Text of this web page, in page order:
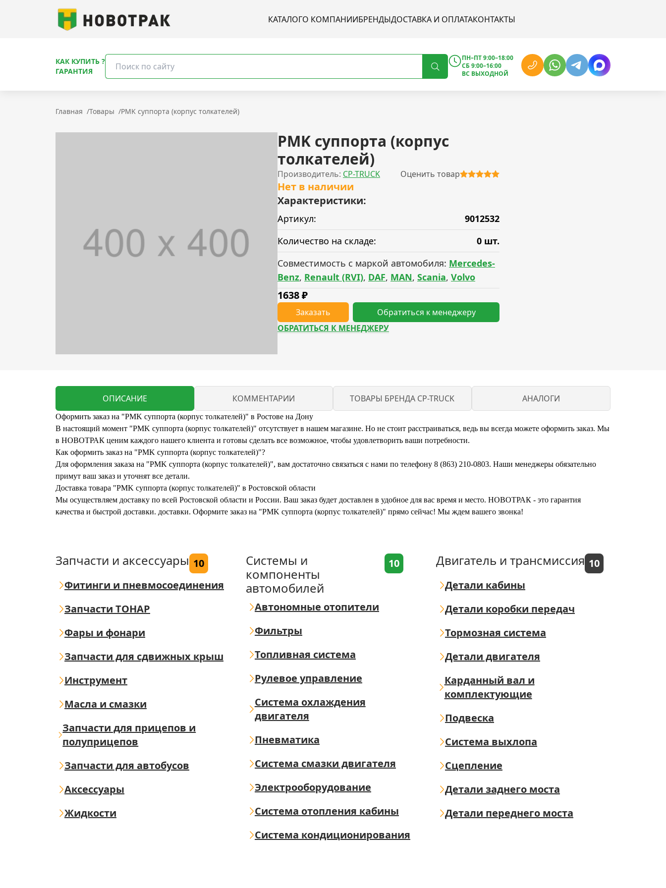
КАТАЛОГО КОМПАНИИБРЕНДЫДОСТАВКА И ОПЛАТАКОНТАКТЫ
КАК КУПИТЬ ?
ГАРАНТИЯ
ПН–ПТ 9:00–18:00
СБ 9:00–16:00
ВС ВЫХОДНОЙ
Главная /Товары /РMK суппорта (корпус толкателей)
РMK суппорта (корпус
толкателей)
Производитель: CP-TRUCK Оценить товар
Нет в наличии
Характеристики:
Артикул:
9012532
Количество на складе:
0 шт.
Совместимость с маркой автомобиля: Mercedes-
Benz, Renault (RVI), DAF, MAN, Scania, Volvo
1638₽
Заказать
Обратиться к менеджеру
ОБРАТИТЬСЯ К МЕНЕДЖЕРУ
ОПИСАНИЕ КОММЕНТАРИИ ТОВАРЫ БРЕНДА CP-TRUCK АНАЛОГИ
Оформить заказ на "РMK суппорта (корпус толкателей)" в Ростове на Дону
В настоящий момент "РMK суппорта (корпус толкателей)" отсутствует в нашем магазине. Но не стоит расстраиваться, ведь вы всегда можете оформить заказ. Мы
в НОВОТРАК ценим каждого нашего клиента и готовы сделать все возможное, чтобы удовлетворить ваши потребности.
Как оформить заказ на "РMK суппорта (корпус толкателей)"?
Для оформления заказа на "РMK суппорта (корпус толкателей)", вам достаточно связаться с нами по телефону 8 (863) 210-0803. Наши менеджеры обязательно
примут ваш заказ и уточнят все детали.
Доставка товара "РMK суппорта (корпус толкателей)" в Ростовской области
Мы осуществляем доставку по всей Ростовской области и России. Ваш заказ будет доставлен в удобное для вас время и место. НОВОТРАК - это гарантия
качества и быстрой доставки. доставки. Оформите заказ на "РMK суппорта (корпус толкателей)" прямо сейчас! Мы ждем вашего звонка!
Запчасти и аксессуары 10
Фитинги и пневмосоединения
Запчасти ТОНАР
Фары и фонари
Запчасти для сдвижных крыш
Инструмент
Масла и смазки
Запчасти для прицепов и
полуприцепов
Запчасти для автобусов
Аксессуары
Жидкости
Системы и
компоненты
автомобилей
10
Автономные отопители
Фильтры
Топливная система
Рулевое управление
Система охлаждения
двигателя
Пневматика
Система смазки двигателя
Электрооборудование
Система отопления кабины
Система кондиционирования
Двигатель и трансмиссия 10
Детали кабины
Детали коробки передач
Тормозная система
Детали двигателя
Карданный вал и
комплектующие
Подвеска
Система выхлопа
Сцепление
Детали заднего моста
Детали переднего моста